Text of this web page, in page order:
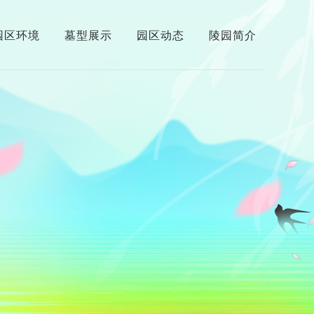
区环境 墓型展示 园区动态 陵园简介